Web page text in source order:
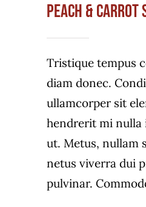
Peach & carrot
Tristique tempus
diam donec.
ullamcorper sit
hendrerit mi nulla
ut. Metus, nullam
netus viverra dui
pulvinar.